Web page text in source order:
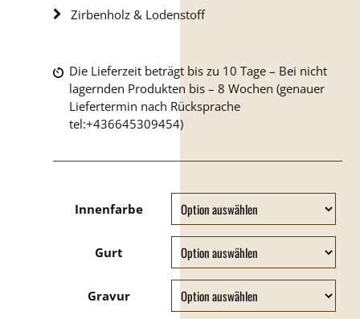
Zirbenholz & Lodenstoff
Innenfarbe
Gurt
Gravur